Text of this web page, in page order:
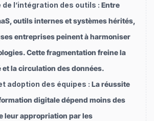
l’intégration des outils : Entre
outils internes et systèmes hérités,
entreprises peinent à harmoniser
Cette fragmentation freine la
la circulation des données.
adoption des équipes : La réussite
digitale dépend moins des
leur appropriation par les